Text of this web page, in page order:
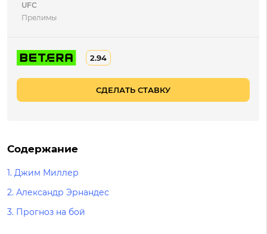
UFC
Прелимы
2.94
СДЕЛАТЬ СТАВКУ
Содержание
1. Джим Миллер
2. Александр Эрнандес
3. Прогноз на бой